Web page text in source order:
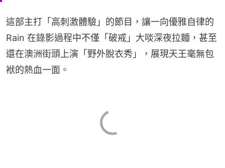
這部主打「高刺激體驗」的節目，讓一向優雅自律的
Rain 在錄影過程中不僅「破戒」大啖深夜拉麵，甚至
還在澳洲街頭上演「野外脫衣秀」，展現天王毫無包
袱的熱血一面。